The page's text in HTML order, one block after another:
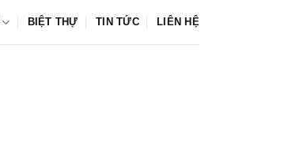
BIỆT THỰ TIN TỨC LIÊN HỆ